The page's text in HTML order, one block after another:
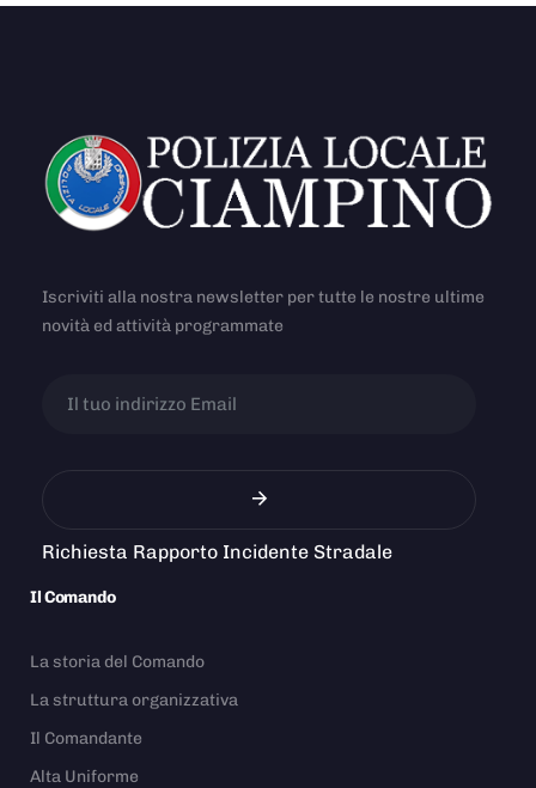
Iscriviti alla nostra newsletter per tutte le nostre ultime
novità ed attività programmate
Richiesta Rapporto Incidente Stradale
Il Comando
La storia del Comando
La struttura organizzativa
Il Comandante
Alta Uniforme